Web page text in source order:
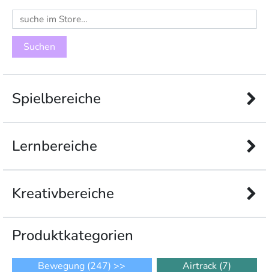
Suchen
nach:
Spielbereiche
Lernbereiche
Kreativbereiche
Produkt­kategorien
Bewegung (247) >> Airtrack (7)